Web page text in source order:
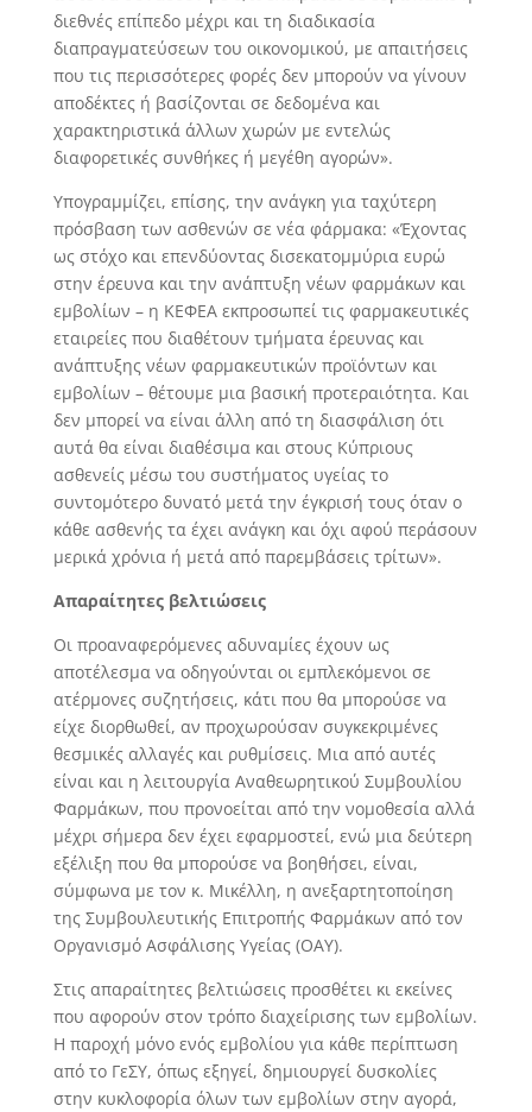
διεθνές επίπεδο μέχρι και τη διαδικασία
διαπραγματεύσεων του οικονομικού, με απαιτήσεις
που τις περισσότερες φορές δεν μπορούν να γίνουν
αποδέκτες ή βασίζονται σε δεδομένα και
χαρακτηριστικά άλλων χωρών με εντελώς
διαφορετικές συνθήκες ή μεγέθη αγορών».
Υπογραμμίζει, επίσης, την ανάγκη για ταχύτερη
πρόσβαση των ασθενών σε νέα φάρμακα: «Έχοντας
ως στόχο και επενδύοντας δισεκατομμύρια ευρώ
στην έρευνα και την ανάπτυξη νέων φαρμάκων και
εμβολίων – η ΚΕΦΕΑ εκπροσωπεί τις φαρμακευτικές
εταιρείες που διαθέτουν τμήματα έρευνας και
ανάπτυξης νέων φαρμακευτικών προϊόντων και
εμβολίων – θέτουμε μια βασική προτεραιότητα. Και
δεν μπορεί να είναι άλλη από τη διασφάλιση ότι
αυτά θα είναι διαθέσιμα και στους Κύπριους
ασθενείς μέσω του συστήματος υγείας το
συντομότερο δυνατό μετά την έγκρισή τους όταν ο
κάθε ασθενής τα έχει ανάγκη και όχι αφού περάσουν
μερικά χρόνια ή μετά από παρεμβάσεις τρίτων».
Απαραίτητες βελτιώσεις
Οι προαναφερόμενες αδυναμίες έχουν ως
αποτέλεσμα να οδηγούνται οι εμπλεκόμενοι σε
ατέρμονες συζητήσεις, κάτι που θα μπορούσε να
είχε διορθωθεί, αν προχωρούσαν συγκεκριμένες
θεσμικές αλλαγές και ρυθμίσεις. Μια από αυτές
είναι και η λειτουργία Αναθεωρητικού Συμβουλίου
Φαρμάκων, που προνοείται από την νομοθεσία αλλά
μέχρι σήμερα δεν έχει εφαρμοστεί, ενώ μια δεύτερη
εξέλιξη που θα μπορούσε να βοηθήσει, είναι,
σύμφωνα με τον κ. Μικέλλη, η ανεξαρτητοποίηση
της Συμβουλευτικής Επιτροπής Φαρμάκων από τον
Οργανισμό Ασφάλισης Υγείας (ΟΑΥ).
Στις απαραίτητες βελτιώσεις προσθέτει κι εκείνες
που αφορούν στον τρόπο διαχείρισης των εμβολίων.
Η παροχή μόνο ενός εμβολίου για κάθε περίπτωση
από το ΓεΣΥ, όπως εξηγεί, δημιουργεί δυσκολίες
στην κυκλοφορία όλων των εμβολίων στην αγορά,